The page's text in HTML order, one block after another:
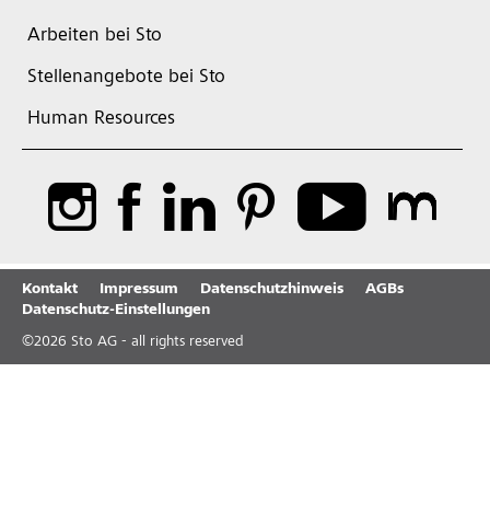
Arbeiten bei Sto
Stellenangebote bei Sto
Human Resources
Kontakt Impressum Datenschutzhinweis
AGBs
Datenschutz-Einstellungen
©2026 Sto AG - all rights reserved